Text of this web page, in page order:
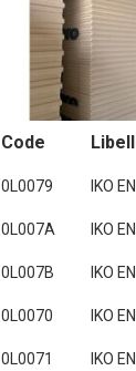
Code
0L0079 IKO
0L007A IKO
0L007B IKO
0L0070 IKO
0L0071 IKO